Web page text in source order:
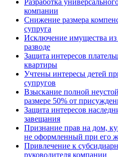
компании
Снижение размера
супруга
Исключение имущества
разводе
Защита интересов
квартиры
Учтены интересы детей
супругов
Взыскание полной
размере 50% от
Защита интересов
завещания
Признание прав на дом,
не оформленный при его
Привлечение к
руководителя компании